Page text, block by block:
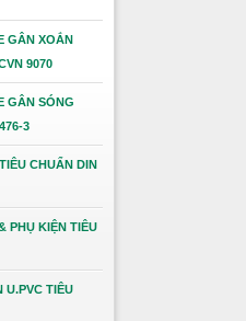
GÂN XOẮN
9070
GÂN SÓNG
3
CHUẨN DIN
PHỤ KIỆN TIÊU
U.PVC TIÊU